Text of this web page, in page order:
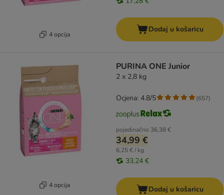
4 opcija
Dodaj u košaricu
4 opcija
PURINA ONE Junior
2 x 2,8 kg
pojedinačno 36,38 €
34,99 €
6,25 € / kg
33,24 €
Ocjena: 4.8/5 (657)
Dodaj u košaricu